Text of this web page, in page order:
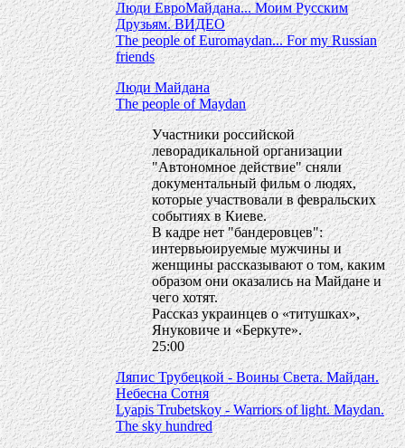
Люди ЕвроМайдана... Моим Русским
Друзьям. ВИДЕО
The people of Euromaydan... For my Russian
friends
Люди Майдана
The people of Maydan
Участники российской
леворадикальной организации
"Автономное действие" сняли
документальный фильм о людях,
которые участвовали в февральских
событиях в Киеве.
В кадре нет "бандеровцев":
интервьюируемые мужчины и
женщины рассказывают о том, каким
образом они оказались на Майдане и
чего хотят.
Рассказ украинцев о «титушках»,
Януковиче и «Беркуте».
25:00
Ляпис Трубецкой - Воины Света. Майдан.
Небесна Сотня
Lyapis Trubetskoy - Warriors of light. Maydan.
The sky hundred